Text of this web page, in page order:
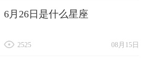
6月26日是什么星座
08月15日
2525